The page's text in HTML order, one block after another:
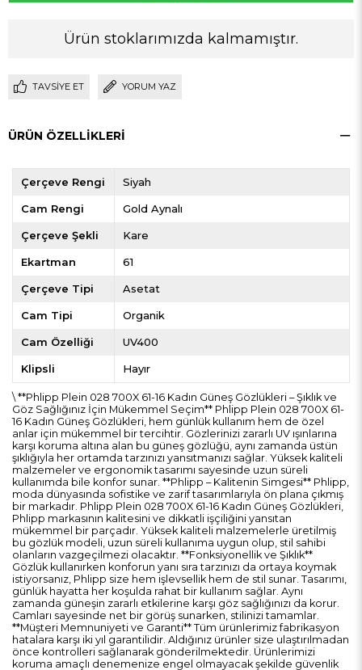
Ürün stoklarımızda kalmamıştır.
TAVSIYE ET YORUM YAZ
ÜRÜN ÖZELLIKLERI
Çerçeve Rengi Siyah
Cam Rengi Gold Aynalı
Çerçeve Şekli Kare
Ekartman 61
Çerçeve Tipi Asetat
Cam Tipi Organik
Cam Özelliği UV400
Klipsli Hayır
\ **Phlipp Plein 028 700X 61-16 Kadın Güneş Gözlükleri – Şıklık ve
Göz Sağlığınız İçin Mükemmel Seçim** Phlipp Plein 028 700X 61-
16 Kadın Güneş Gözlükleri, hem günlük kullanım hem de özel
anlar için mükemmel bir tercihtir. Gözlerinizi zararlı UV ışınlarına
karşı koruma altına alan bu güneş gözlüğü, aynı zamanda üstün
şıklığıyla her ortamda tarzınızı yansıtmanızı sağlar. Yüksek kaliteli
malzemeler ve ergonomik tasarımı sayesinde uzun süreli
kullanımda bile konfor sunar. **Phlipp – Kalitenin Simgesi** Phlipp,
moda dünyasında sofistike ve zarif tasarımlarıyla ön plana çıkmış
bir markadır. Phlipp Plein 028 700X 61-16 Kadın Güneş Gözlükleri,
Phlipp markasının kalitesini ve dikkatli işçiliğini yansıtan
mükemmel bir parçadır. Yüksek kaliteli malzemelerle üretilmiş
bu gözlük modeli, uzun süreli kullanıma uygun olup, stil sahibi
olanların vazgeçilmezi olacaktır. **Fonksiyonellik ve Şıklık**
Gözlük kullanırken konforun yanı sıra tarzınızı da ortaya koymak
istiyorsanız, Phlipp size hem işlevsellik hem de stil sunar. Tasarımı,
günlük hayatta her koşulda rahat bir kullanım sağlar. Aynı
zamanda güneşin zararlı etkilerine karşı göz sağlığınızı da korur.
Camları sayesinde net bir görüş sunarken, stilinizi tamamlar.
**Müşteri Memnuniyeti ve Garanti** Tüm ürünlerimiz fabrikasyon
hatalara karşı iki yıl garantilidir. Aldığınız ürünler size ulaştırılmadan
önce kontrolleri sağlanarak gönderilmektedir. Ürünlerimizi
koruma amaçlı denemenize engel olmayacak şekilde güvenlik